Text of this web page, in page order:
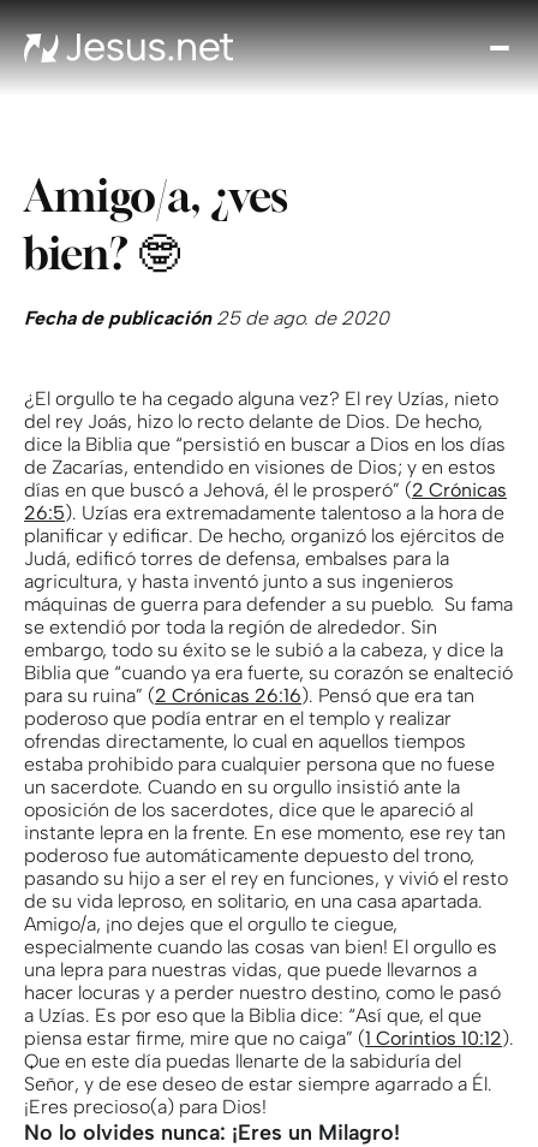
Amigo/a, ¿ves
bien? 🤓
Fecha de publicación25 de ago. de 2020
¿El orgullo te ha cegado alguna vez? El rey Uzías, nieto
del rey Joás, hizo lo recto delante de Dios. De hecho,
dice la Biblia que “persistió en buscar a Dios en los días
de Zacarías, entendido en visiones de Dios; y en estos
días en que buscó a Jehová, él le prosperó” (2 Crónicas
26:5). Uzías era extremadamente talentoso a la hora de
planificar y edificar. De hecho, organizó los ejércitos de
Judá, edificó torres de defensa, embalses para la
agricultura, y hasta inventó junto a sus ingenieros
máquinas de guerra para defender a su pueblo. Su fama
se extendió por toda la región de alrededor. Sin
embargo, todo su éxito se le subió a la cabeza, y dice la
Biblia que “cuando ya era fuerte, su corazón se enalteció
para su ruina” (2 Crónicas 26:16). Pensó que era tan
poderoso que podía entrar en el templo y realizar
ofrendas directamente, lo cual en aquellos tiempos
estaba prohibido para cualquier persona que no fuese
un sacerdote. Cuando en su orgullo insistió ante la
oposición de los sacerdotes, dice que le apareció al
instante lepra en la frente. En ese momento, ese rey tan
poderoso fue automáticamente depuesto del trono,
pasando su hijo a ser el rey en funciones, y vivió el resto
de su vida leproso, en solitario, en una casa apartada.
Amigo/a, ¡no dejes que el orgullo te ciegue,
especialmente cuando las cosas van bien! El orgullo es
una lepra para nuestras vidas, que puede llevarnos a
hacer locuras y a perder nuestro destino, como le pasó
a Uzías. Es por eso que la Biblia dice: “Así que, el que
piensa estar firme, mire que no caiga” (1 Corintios 10:12).
Que en este día puedas llenarte de la sabiduría del
Señor, y de ese deseo de estar siempre agarrado a Él.
¡Eres precioso(a) para Dios!
No lo olvides nunca: ¡Eres un Milagro!